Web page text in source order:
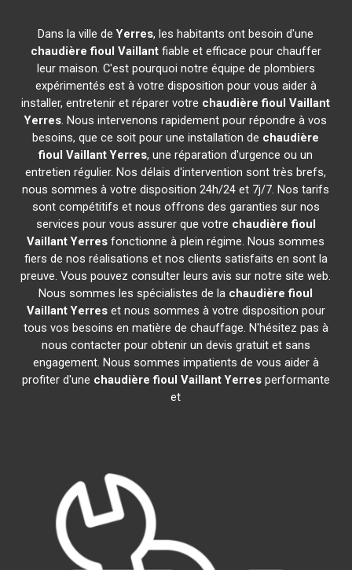
Dans la ville deYerres, les habitants ont besoin d'une
chaudière fioul Vaillantfiable et efficace pour chauffer
leur maison. C'est pourquoi notre équipe de plombiers
expérimentés est à votre disposition pour vous aider à
installer, entretenir et réparer votre chaudière fioul Vaillant
Yerres. Nous intervenons rapidement pour répondre à vos
besoins, que ce soit pour une installation de chaudière
fioul Vaillant Yerres, une réparation d'urgence ou un
entretien régulier. Nos délais d'intervention sont très brefs,
nous sommes à votre disposition 24h/24 et 7j/7. Nos tarifs
sont compétitifs et nous offrons des garanties sur nos
services pour vous assurer que votre chaudière fioul
Vaillant Yerres fonctionne à plein régime. Nous sommes
fiers de nos réalisations et nos clients satisfaits en sont la
preuve. Vous pouvez consulter leurs avis sur notre site web.
Nous sommes les spécialistes de la chaudière fioul
Vaillant Yerreset nous sommes à votre disposition pour
tous vos besoins en matière de chauffage. N'hésitez pas à
nous contacter pour obtenir un devis gratuit et sans
engagement. Nous sommes impatients de vous aider à
profiter d'une chaudière fioul Vaillant Yerresperformante
et